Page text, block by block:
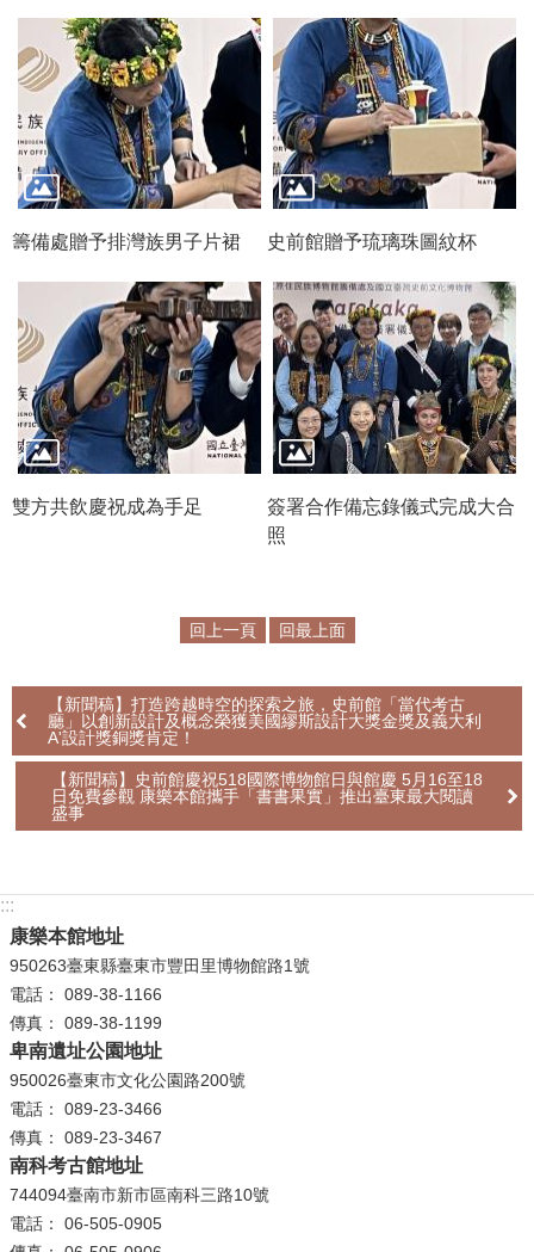
務
白
皮
政
府
公
開
語系
籌備處贈予排灣族男子片裙 史前館贈予琉璃珠圖紋杯
雙方共飲慶祝成為手足
簽署合作備忘錄儀式完成大合
照
回上一頁 回最上面
【新聞稿】打造跨越時空的探索之旅，史前館「當代考古
廳」以創新設計及概念榮獲美國繆斯設計大獎金獎及義大利
A'設計獎銅獎肯定！
【新聞稿】史前館慶祝518國際博物館日與館慶 5月16至18
日免費參觀 康樂本館攜手「書書果實」推出臺東最大閱讀
盛事
:::
康樂本館地址
950263臺東縣臺東市豐田里博物館路1號
電話： 089-38-1166
傳真： 089-38-1199
卑南遺址公園地址
950026臺東市文化公園路200號
電話： 089-23-3466
傳真： 089-23-3467
南科考古館地址
744094臺南市新市區南科三路10號
電話： 06-505-0905